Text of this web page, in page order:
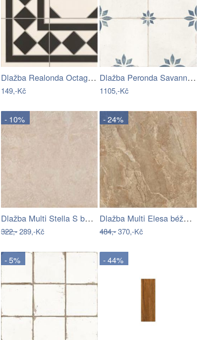
Dlažba Realonda Octagon black 33x33 cm…
149,-Kč
Dlažba Peronda Savannah blue 45x45 cm…
1105,-Kč
- 10%
Dlažba Multi Stella S béžová 34x34 cm…
322,-289,-Kč
- 24%
Dlažba Multi Elesa béžová 34x34 cm…
484,-370,-Kč
- 5% - 44%